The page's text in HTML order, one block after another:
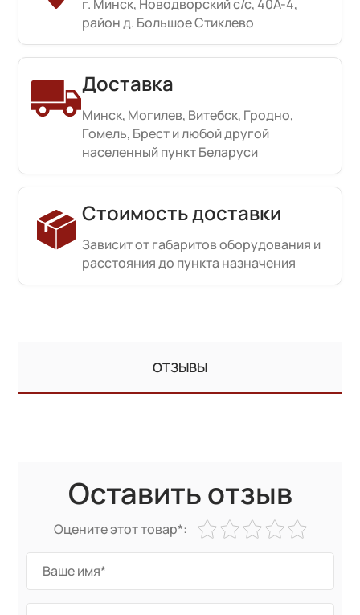
г. Минск, Новодворский с/с, 40А-4,
район д. Большое Стиклево
Доставка
Минск, Могилев, Витебск, Гродно,
Гомель, Брест и любой другой
населенный пункт Беларуси
Стоимость доставки
Зависит от габаритов оборудования и
расстояния до пункта назначения
ОТЗЫВЫ
Оставить отзыв
Оцените этот товар*: